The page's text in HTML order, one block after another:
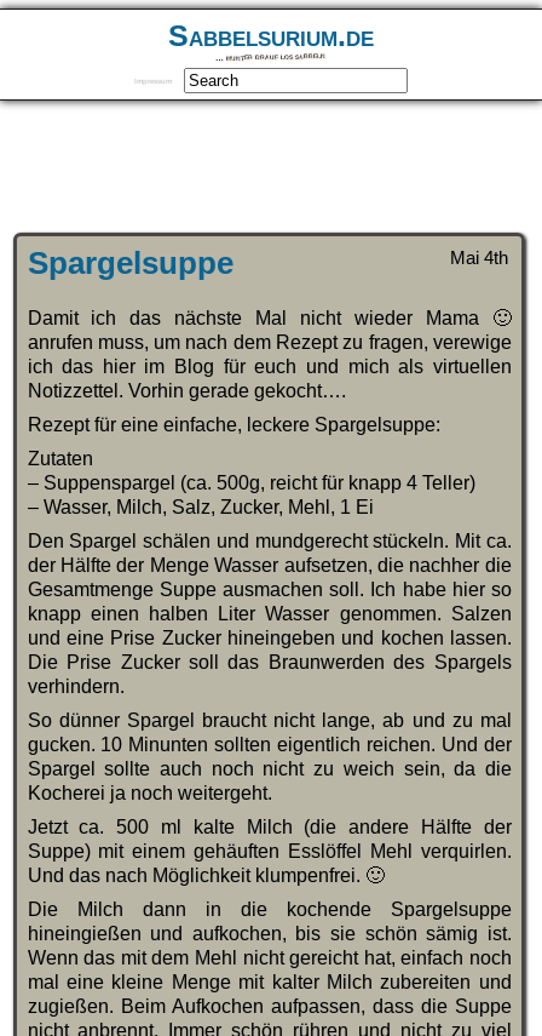
Sabbelsurium.de
… munter drauf los sabbeln
Impressum
Mai 4th
Spargelsuppe
Damit ich das nächste Mal nicht wieder Mama 🙂
anrufen muss, um nach dem Rezept zu fragen, verewige
ich das hier im Blog für euch und mich als virtuellen
Notizzettel. Vorhin gerade gekocht….
Rezept für eine einfache, leckere Spargelsuppe:
Zutaten
– Suppenspargel (ca. 500g, reicht für knapp 4 Teller)
– Wasser, Milch, Salz, Zucker, Mehl, 1 Ei
Den Spargel schälen und mundgerecht stückeln. Mit ca.
der Hälfte der Menge Wasser aufsetzen, die nachher die
Gesamtmenge Suppe ausmachen soll. Ich habe hier so
knapp einen halben Liter Wasser genommen. Salzen
und eine Prise Zucker hineingeben und kochen lassen.
Die Prise Zucker soll das Braunwerden des Spargels
verhindern.
So dünner Spargel braucht nicht lange, ab und zu mal
gucken. 10 Minunten sollten eigentlich reichen. Und der
Spargel sollte auch noch nicht zu weich sein, da die
Kocherei ja noch weitergeht.
Jetzt ca. 500 ml kalte Milch (die andere Hälfte der
Suppe) mit einem gehäuften Esslöffel Mehl verquirlen.
Und das nach Möglichkeit klumpenfrei. 🙂
Die Milch dann in die kochende Spargelsuppe
hineingießen und aufkochen, bis sie schön sämig ist.
Wenn das mit dem Mehl nicht gereicht hat, einfach noch
mal eine kleine Menge mit kalter Milch zubereiten und
zugießen. Beim Aufkochen aufpassen, dass die Suppe
nicht anbrennt. Immer schön rühren und nicht zu viel